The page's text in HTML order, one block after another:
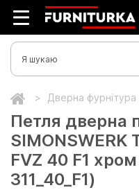
Дверна фурнітура
Петля дверна
SIMONSWERK
FVZ 40 F1
311_40_F1)